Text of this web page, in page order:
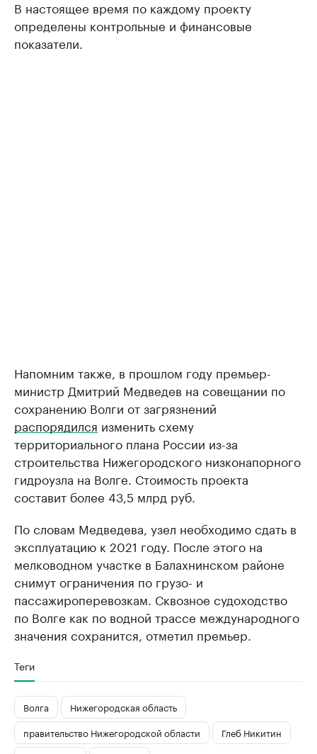
В настоящее время по каждому проекту
определены контрольные и финансовые
показатели.
Напомним также, в прошлом году премьер-
министр Дмитрий Медведев ​на совещании по
сохранению Волги от загрязнений
распорядился изменить схему
территориального плана России из-за
строительства Нижегородского низконапорного
гидроузла на Волге. Стоимость проекта
составит более 43,5 млрд руб.
По словам Медведева, узел необходимо сдать в
эксплуатацию к 2021 году. После этого на
мелководном участке в Балахнинском районе
снимут ограничения по грузо- и
пассажироперевозкам. Сквозное судоходство
по Волге как по водной трассе международного
значения сохранится, отметил премьер.
Теги
Волга
Нижегородская область
правительство Нижегородской области
Глеб Никитин